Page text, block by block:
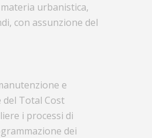
urbanistica,
con assunzione del
e
del Total Cost
i processi di
dei